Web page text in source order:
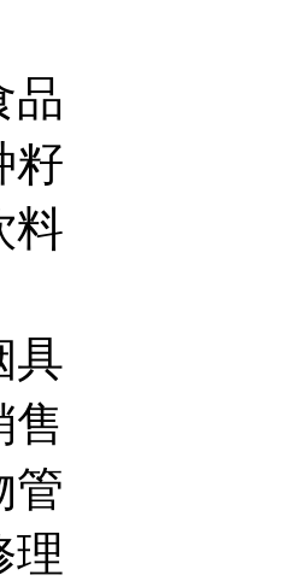
品
籽
料
具
售
管
理